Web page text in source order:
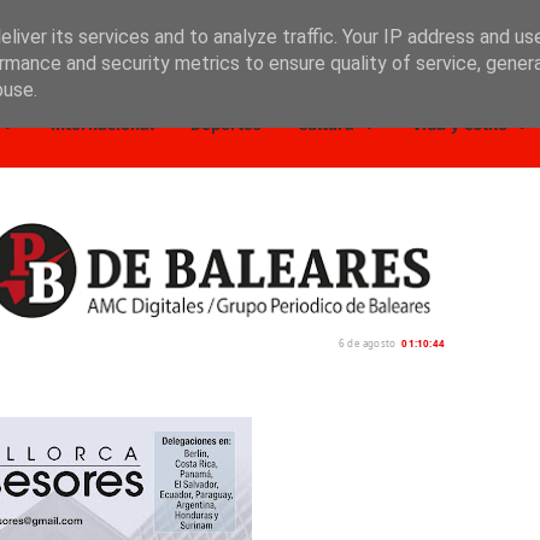
Internacional Deportes Cultura Vida y estilo
6 de agosto 01:10:46
its services and to analyze traffic. Your IP address and
and security metrics to ensure quality of service,